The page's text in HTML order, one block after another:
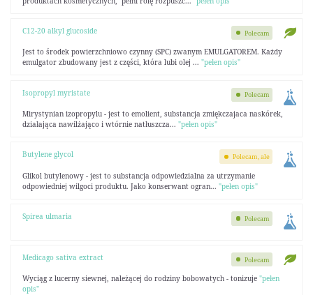
C12-20 alkyl glucoside
Jest to środek powierzchniowo czynny (SPC) zwanym EMULGATOREM. Każdy
emulgator zbudowany jest z części, która lubi olej ... "pełen opis"
Polecam
Isopropyl myristate
Mirystynian izopropylu - jest to emolient, substancja zmiękczajaca naskórek,
działająca nawilżająco i wtórnie natłuszcza... "pełen opis"
Polecam
Butylene glycol
Glikol butylenowy - jest to substancja odpowiedzialna za utrzymanie
odpowiedniej wilgoci produktu. Jako konserwant ogran... "pełen opis"
Polecam, ale
Spirea ulmaria Polecam
Medicago sativa extract
Wyciąg z lucerny siewnej, należącej do rodziny bobowatych - tonizuje "pełen
opis"
Polecam